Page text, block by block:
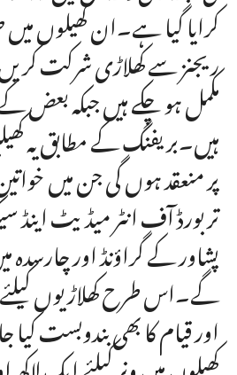
کرایا گیا ہے۔ان کھیلوں
ریجنز سے کھلاڑی شرکت
مکمل ہو چکے ہیں جبکہ بعض
ہیں۔بریفنگ کے مطابق یہ
پر منعقد ہوں گی جن میں
تر بورڈ آف انٹر میڈیٹ اینڈ
پشاور کے گراؤنڈ اور
گے۔اس طرح کھلاڑیوں
اور قیام کا بھی بندوبست